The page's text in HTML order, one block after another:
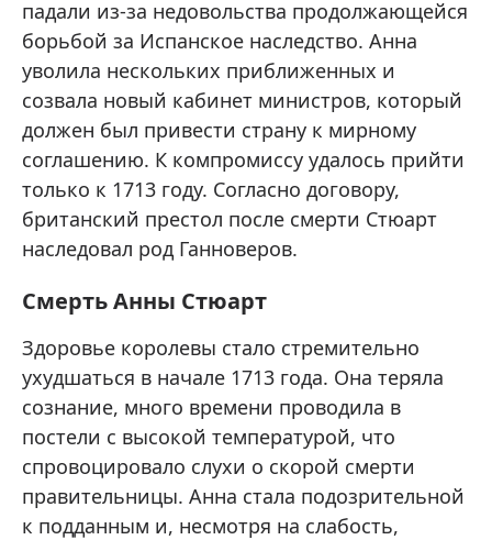
падали из-за недовольства продолжающейся
борьбой за Испанское наследство. Анна
уволила нескольких приближенных и
созвала новый кабинет министров, который
должен был привести страну к мирному
соглашению. К компромиссу удалось прийти
только к 1713 году. Согласно договору,
британский престол после смерти Стюарт
наследовал род Ганноверов.
Смерть Анны Стюарт
Здоровье королевы стало стремительно
ухудшаться в начале 1713 года. Она теряла
сознание, много времени проводила в
постели с высокой температурой, что
спровоцировало слухи о скорой смерти
правительницы. Анна стала подозрительной
к подданным и, несмотря на слабость,